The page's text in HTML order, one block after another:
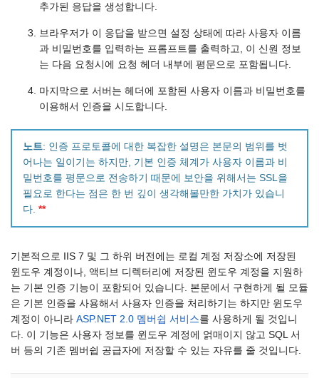
추가된 응답을 생성합니다.
브라우저가 이 응답을 받으면 설정 상태에 따라 사용자 이름
과 비밀번호를 입력하는 프롬프트를 출력하고, 이 신원 정보
는 다음 요청시에 요청 헤더 내부에 평문으로 포함됩니다.
마지막으로 서버는 헤더에 포함된 사용자 이름과 비밀번호를
이용해서 인증을 시도합니다.
노트: 인증 프로토콜에 대한 복잡한 설명은 본문의 범위를 벗
어나는 일이기는 하지만, 기본 인증 체계가 사용자 이름과 비
밀번호를 평문으로 전송하기 때문에 보안을 위해서는 SSL을
필요로 한다는 점은 한 번 깊이 생각해볼만한 가치가 있습니
다. **
기본적으로 IIS 7 및 그 하위 버전에는 로컬 계정 저장소에 저장된
윈도우 계정이나, 액티브 디렉터리에 저장된 윈도우 계정을 지원하
는 기본 인증 기능이 포함되어 있습니다. 본문에서 구현하게 될 모듈
은 기본 인증을 사용해서 사용자 인증을 처리하기는 하지만 윈도우
계정이 아니라 ASP.NET 2.0 멤버쉽 서비스를 사용하게 될 것입니
다. 이 기능은 사용자 정보를 윈도우 계정에 얽매이지 않고 SQL 서
버 등의 기존 멤버쉽 공급자에 저장할 수 있는 자유를 줄 것입니다.